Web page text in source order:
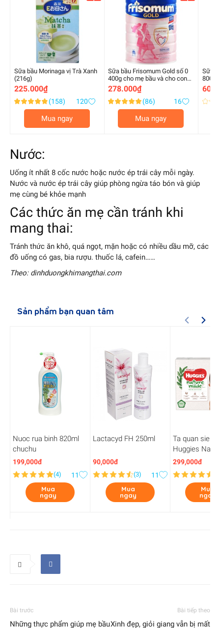
Sữa bầu Morinaga vị Trà Xanh
(216g)
225.000₫
Xếp
96.000000
(158) 120
Mua ngay
Sữa bầu Frisomum Gold số 0
400g cho mẹ bầu và cho con
bú
278.000₫
Xếp
100.000000
(86) 16
Mua ngay
Sữa
800gr
Xếp
Nước:
Uống ít nhất 8 cốc nước hoặc nước ép trái cây mỗi ngày.
Nước và nước ép trái cây giúp phòng ngừa táo bón và giúp
mẹ cùng bé khỏe mạnh
Các thức ăn mẹ cần tránh khi
mang thai:
Tránh thức ăn khô, quá ngọt, mặn hoặc có nhiều dầu mỡ, các
đồ uống có gas, bia rượu. thuốc lá, cafein……
Theo: dinhduongkhimangthai.com
Sản phẩm bạn quan tâm
Nuoc rua binh 820ml
chuchu
199,000đ
(4)
11
Mua
ngay
Lactacyd FH 250ml
90,000đ
(3)
11
Mua
ngay
Ta quan sieu
Huggies
299,000đ
Mua
ngay
Bài trước
Những thực phẩm giúp mẹ bầu
Bài tiếp theo
Xinh đẹp, giỏi giang vẫn bị mất